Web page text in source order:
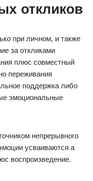
откликов
при личном, и также
за откликами
плюс совместный
переживания
поддержка либо
эмоциональные
непрерывного
усваиваются а
воспроизведение.